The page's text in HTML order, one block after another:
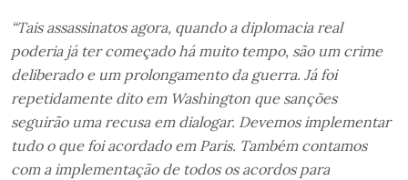
“Tais assassinatos agora, quando a diplomacia real
poderia já ter começado há muito tempo, são um crime
deliberado e um prolongamento da guerra. Já foi
repetidamente dito em Washington que sanções
seguirão uma recusa em dialogar. Devemos implementar
tudo o que foi acordado em Paris. Também contamos
com a implementação de todos os acordos para